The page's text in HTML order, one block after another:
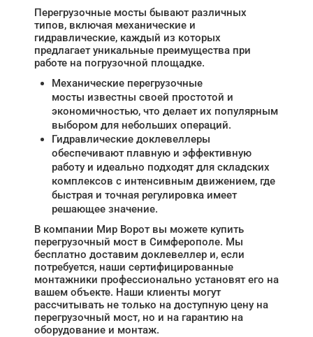
Перегрузочные мосты бывают различных
типов, включая механические и
гидравлические, каждый из которых
предлагает уникальные преимущества при
работе на погрузочной площадке.
Механические перегрузочные
мосты известны своей простотой и
экономичностью, что делает их популярным
выбором для небольших операций.
Гидравлические доклевеллеры
обеспечивают плавную и эффективную
работу и идеально подходят для складских
комплексов с интенсивным движением, где
быстрая и точная регулировка имеет
решающее значение.
В компании Мир Ворот вы можете купить
перегрузочный мост в Симферополе. Мы
бесплатно доставим доклевеллер и, если
потребуется, наши сертифицированные
монтажники профессионально установят его на
вашем объекте. Наши клиенты могут
рассчитывать не только на доступную цену на
перегрузочный мост, но и на гарантию на
оборудование и монтаж.